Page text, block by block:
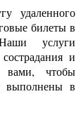
удаленного
билеты в
услуги
и
вами, чтобы
выполнены в